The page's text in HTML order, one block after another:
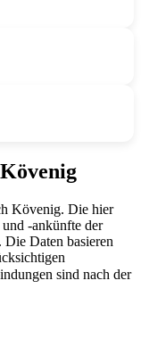
Kövenig. Die hier
-ankünfte der
Daten basieren
sind nach der